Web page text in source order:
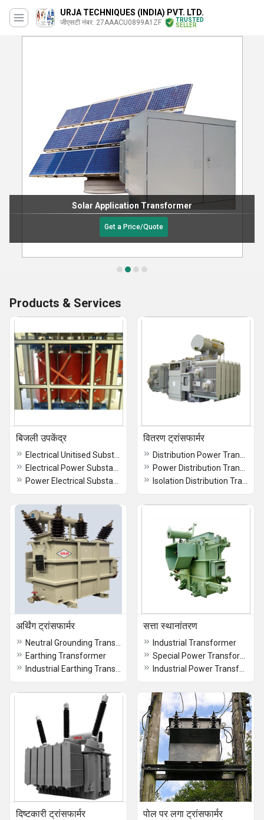
URJA TECHNIQUES (INDIA) PVT. LTD.
जीएसटी नंबर. 27AAACU0899A1ZF
TRUSTED
SELLER
Solar Application Transformer
Get a Price/Quote
Products & Services
बिजली उपकेंद्र वितरण ट्रांसफार्मर
अर्थिंग ट्रांसफार्मर
Earthing Transformer
सत्ता स्थानांतरण
Industrial Transformer
दिष्टकारी ट्रांसफार्मर पोल पर लगा ट्रांसफार्मर